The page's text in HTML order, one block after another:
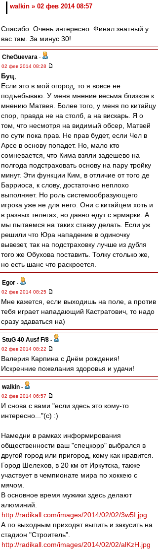
walkin » 02 фев 2014 08:57
Спасибо. Очень интересно. Финал знатный у
вас там. За минус 30!
CheGuevara -
02 фев 2014 08:28
Буц
Если это в мой огород, то я вовсе не
подъебываю. У меня мнение весьма близкое к
мнению Матвея. Более того, у меня по китайцу
спор, правда не на столб, а на вискарь. Я о
том, что несмотря на видимый обсер, Матвей
по сути пока прав. Не прав будет, если Чел в
Арсе в основу попадет. Но, мало кто
сомневается, что Кима взяли задешево на
полгода подстраховать основу на пару тройку
минут. Эти функции Ким, в отличие от того де
Барриоса, к слову, достаточно неплохо
выполняет. Но роль системообразующего
игрока уже не для него. Они с китайцем хоть и
в разных телегах, но давно едут с ярмарки. А
мы пытаемся на таких ставку делать. Если уж
решили что Юра нападение в одиночку
вывезет, так на подстраховку лучше из дубля
того же Обухова поставить. Толку столько же,
но есть шанс что раскроется.
Egor -
02 фев 2014 08:25
Мне кажется, если выходишь на поле, а против
тебя играет нападающий Кастратович, то надо
сразу здаваться на)
StuG 40 Ausf F/8 -
02 фев 2014 08:22
Валерия Карпина с Днём рождения!
Искренние пожелания здоровья и удачи!
walkin -
02 фев 2014 06:57
И снова с вами "если здесь это кому-то
интересно..."(с) :)
Намедни в рамках информирования
общественности ваш "спецкорр" выбрался в
другой город или пригород, кому как нравится.
Город Шелехов, в 20 км от Иркутска, также
участвует в чемпионате мира по хоккею с
мячом.
В основное время мужики здесь делают
алюминий.
http://radikall.com/images/2014/02/02/3w5I.jpg
А по выходным приходят выпить и закусить на
стадион "Строитель".
http://radikall.com/images/2014/02/02/alKzH.jpg